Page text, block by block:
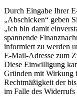
Durch Eingabe Ihrer
„Abschicken“ geben
„Ich bin damit
spannende
informiert zu werden
E-Mail-Adresse zum
Diese Einwilligung
Gründen mit
Rechtmäßigkeit der
im Falle des Widerrufs